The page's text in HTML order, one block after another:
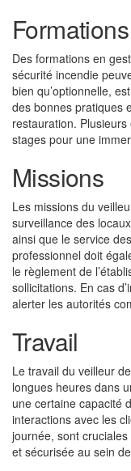
Formations
Des formations en
sécurité incendie
bien qu’optionnelle,
des bonnes pratiques
restauration.
stages pour une
Missions
Les missions du
surveillance des
ainsi que le service
professionnel doit
le règlement de
sollicitations. En cas
alerter les autorités
Travail
Le travail du veilleur
longues heures dans
une certaine capacité
interactions avec les
journée, sont
et sécurisée au sein